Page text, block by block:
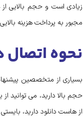
زیادی است و حجم بالایی
مجبور به پرداخت هزینه
نحوه
بسیاری از متخصصین
حجم بالا دارید، می توانید
از هاست دانلود دارید،